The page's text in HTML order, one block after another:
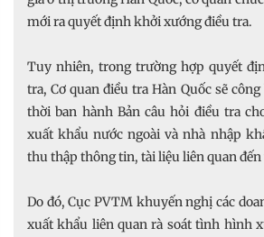
mới ra quyết định khởi xướng điều tra.
Tuy nhiên, trong trường hợp quyết
tra, Cơ quan điều tra Hàn Quốc sẽ
thời ban hành Bản câu hỏi điều tra
xuất khẩu nước ngoài và nhà nhập
thu thập thông tin, tài liệu liên quan đến
Do đó, Cục PVTM khuyến nghị các
xuất khẩu liên quan rà soát tình hình